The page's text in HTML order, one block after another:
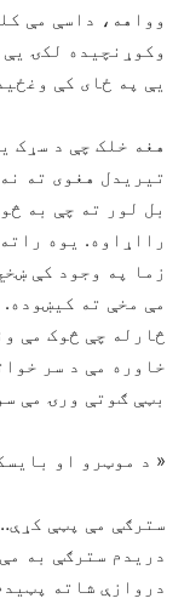
وواهه، داسې مې
وکوړنچیده لکۍ
یې په ځای کې
هغه خلک چې د سړک
تیریدل هغوی ته
بل لور ته چې به
رااړاوه. یوه
زما په وجود کې
مې مخې ته
څارله چې څوک مې
خاوره مې د سر
بټې ګوتې ورۍ مې
« د موټرو او
سترګې مې پټې
دریدم سترګې به
دروازې شاته